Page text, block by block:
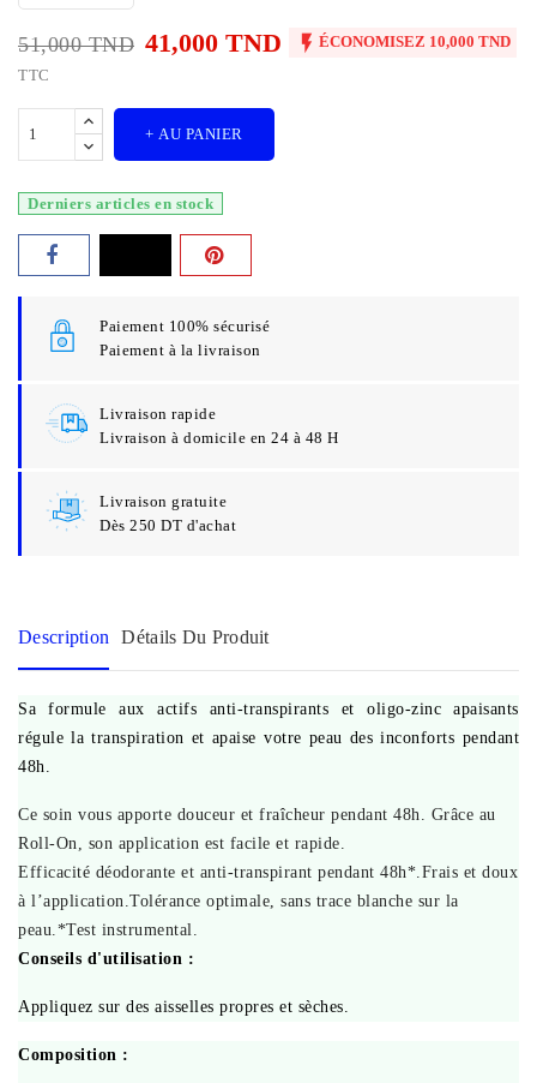
51,000 TND 41,000 TND  ÉCONOMISEZ 10,000 TND
TTC
+ AU PANIER
Derniers articles en stock
Paiement 100% sécurisé
Paiement à la livraison
Livraison rapide
Livraison à domicile en 24 à 48 H
Livraison gratuite
Dès 250 DT d'achat
Description Détails Du Produit
Sa formule aux actifs anti-transpirants et oligo-zinc apaisants
régule la transpiration et apaise votre peau des inconforts pendant
48h.
Ce soin vous apporte douceur et fraîcheur pendant 48h. Grâce au
Roll-On, son application est facile et rapide.
Efficacité déodorante et anti-transpirant pendant 48h*.Frais et doux
à l’application.Tolérance optimale, sans trace blanche sur la
peau.*Test instrumental.
Conseils d'utilisation :
Appliquez sur des aisselles propres et sèches.
Composition :